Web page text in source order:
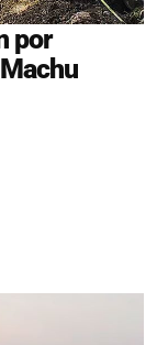
por